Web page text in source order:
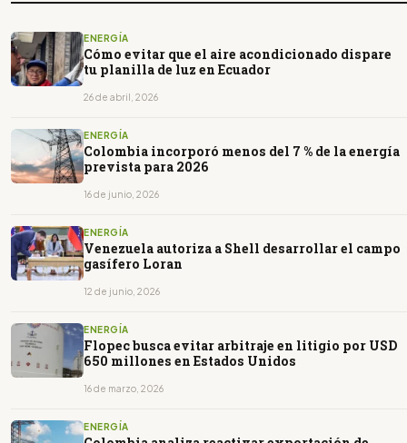
ENERGÍA
Cómo evitar que el aire acondicionado dispare
tu planilla de luz en Ecuador
26 de abril, 2026
ENERGÍA
Colombia incorporó menos del 7 % de la energía
prevista para 2026
16 de junio, 2026
ENERGÍA
Venezuela autoriza a Shell desarrollar el campo
gasífero Loran
12 de junio, 2026
ENERGÍA
Flopec busca evitar arbitraje en litigio por USD
650 millones en Estados Unidos
16 de marzo, 2026
ENERGÍA